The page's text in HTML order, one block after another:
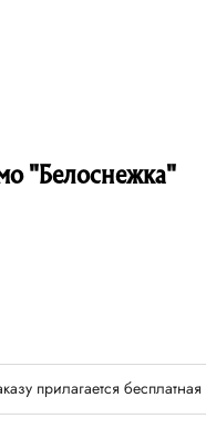
"Белоснежка"
прилагается бесплатная